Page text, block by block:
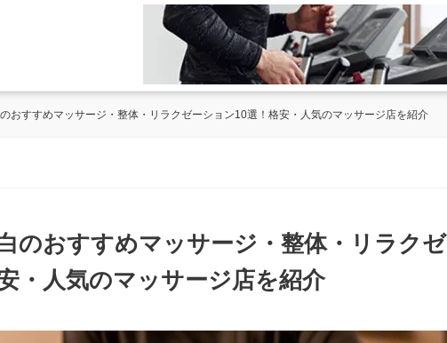
のおすすめマッサージ・整体・リラクゼーション10選！格安・人気のマッサージ店を紹介
白のおすすめマッサージ・整体・リラクゼ
・人気のマッサージ店を紹介